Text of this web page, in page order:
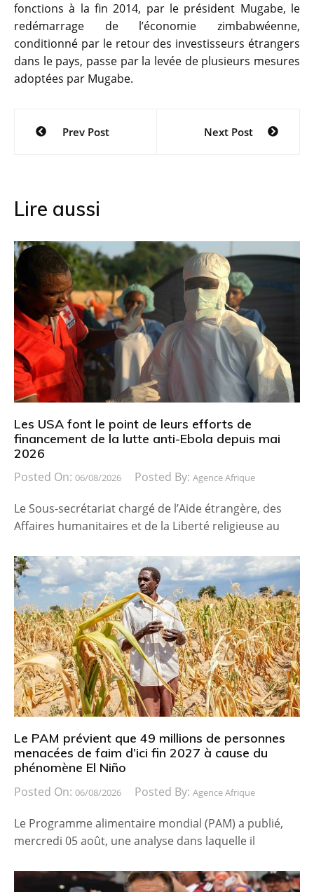
fonctions à la fin 2014, par le président Mugabe, le
redémarrage de l’économie zimbabwéenne,
conditionné par le retour des investisseurs étrangers
dans le pays, passe par la levée de plusieurs mesures
adoptées par Mugabe.
Navigation
Prev Post Next Post
Lire aussi
Les USA font le point de leurs efforts de
financement de la lutte anti-Ebola depuis mai
2026
Posted On: 06/08/2026 Posted By: Agence Afrique
Le Sous-secrétariat chargé de l’Aide étrangère, des
Affaires humanitaires et de la Liberté religieuse au
Le PAM prévient que 49 millions de personnes
menacées de faim d’ici fin 2027 à cause du
phénomène El Niño
Posted On: 06/08/2026 Posted By: Agence Afrique
Le Programme alimentaire mondial (PAM) a publié,
mercredi 05 août, une analyse dans laquelle il